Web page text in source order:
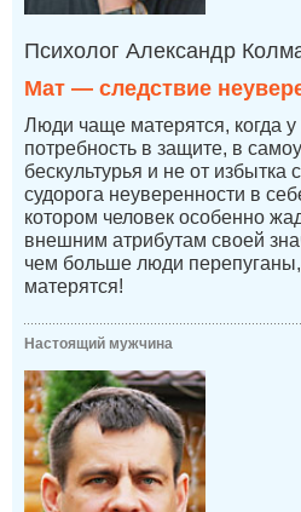
Психолог Александр
Мат — следствие
Люди чаще матерятся, когда у
потребность в защите, в
бескультурья и не от избытка
судорога неуверенности в
котором человек особенно
внешним атрибутам своей
чем больше люди
матерятся!
Настоящий мужчина